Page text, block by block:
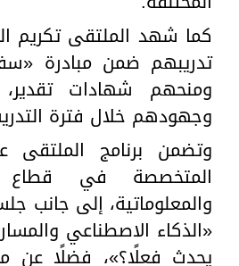
كما شهد الملتقى تكريم
تدريبهم ضمن مبادرة
ومنحهم شهادات تقدير،
وجهودهم خلال فترة
وتضمن برنامج الملتقى
المتخصصة في قطاع
والمعلوماتية، إلى جانب
«الذكاء الاصطناعي
يحدث فعلًا؟»، فضلًا عن